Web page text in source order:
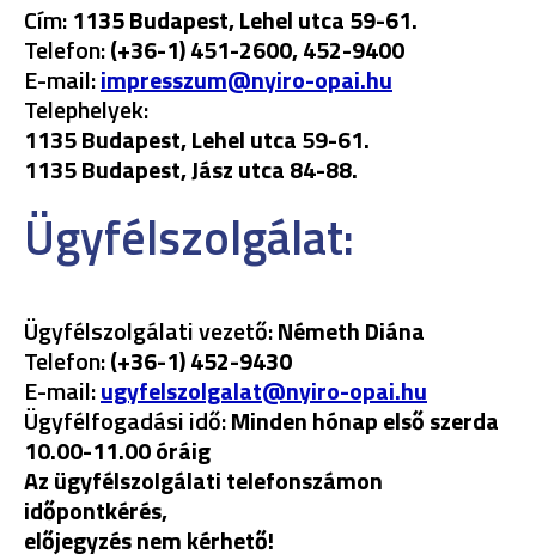
Cím:1135 Budapest, Lehel utca 59-61.
Telefon:(+36-1) 451-2600, 452-9400
E-mail:impresszum@nyiro-opai.hu
Telephelyek:
1135 Budapest, Lehel utca 59-61.
1135 Budapest, Jász utca 84-88.
Ügyfélszolgálat:
Ügyfélszolgálati vezető:Németh Diána
Telefon:(+36-1) 452-9430
E-mail:ugyfelszolgalat@nyiro-opai.hu
Ügyfélfogadási idő:Minden hónap első szerda
10.00-11.00 óráig
Az ügyfélszolgálati telefonszámon
időpontkérés,
előjegyzés nem kérhető!